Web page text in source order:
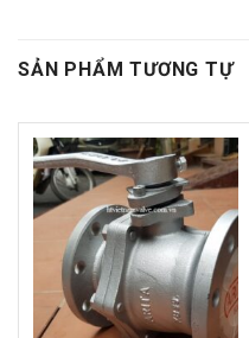
SẢN PHẨM TƯƠNG TỰ